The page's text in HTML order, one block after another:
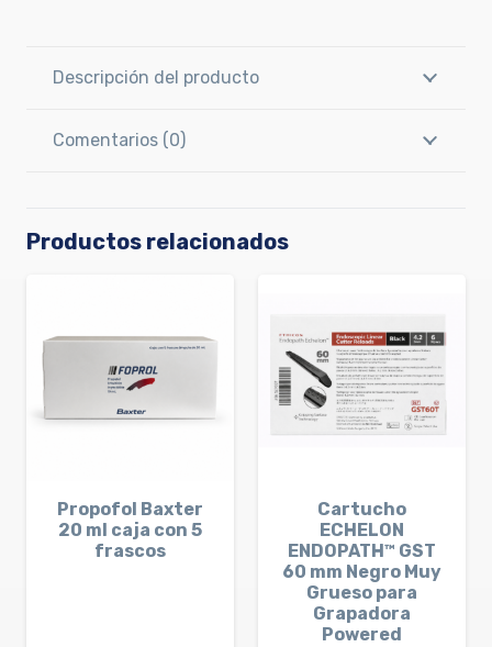
Descripción del producto
Comentarios (0)
Productos relacionados
Propofol Baxter
20 ml caja con 5
frascos
Cartucho
ECHELON
ENDOPATH™ GST
60 mm Negro Muy
Grueso para
Grapadora
Powered